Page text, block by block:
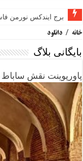
برج ایندکس نورمن
خانه / دانلود
بایگانی بلاگ
پاورپوینت نقش